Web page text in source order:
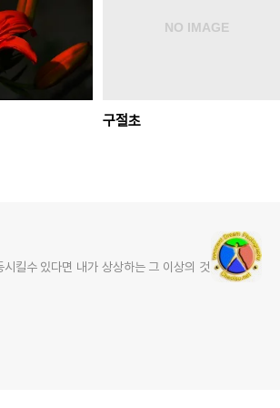
구절초
킬수 있다면 내가 상상하는 그 이상의 것